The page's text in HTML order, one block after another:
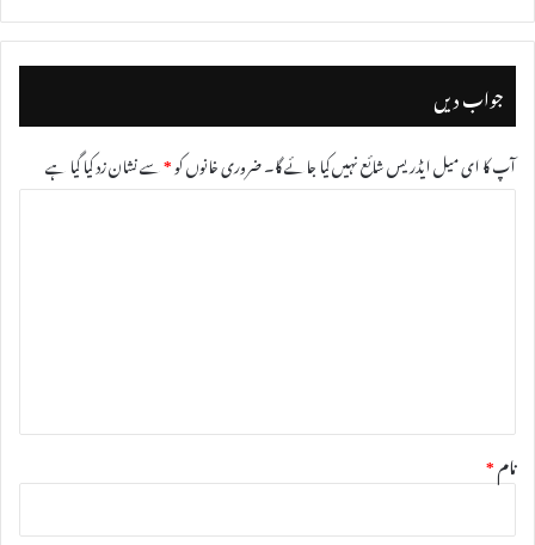
جواب دیں
آپ کا ای میل ایڈریس شائع نہیں کیا جائے گا۔ضروری خانوں کو*سے نشان زد کیا گیا ہے
نام*